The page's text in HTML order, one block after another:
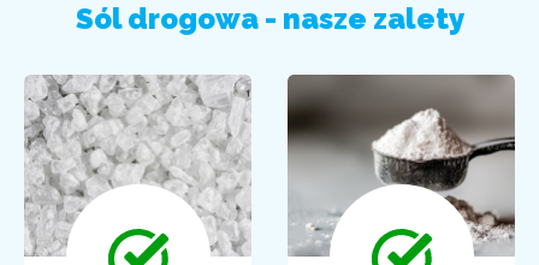
Sól drogowa - nasze zalety